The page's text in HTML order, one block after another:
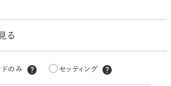
る
ダイヤモンドでプロポーズにおすすめ
のみ セッティング